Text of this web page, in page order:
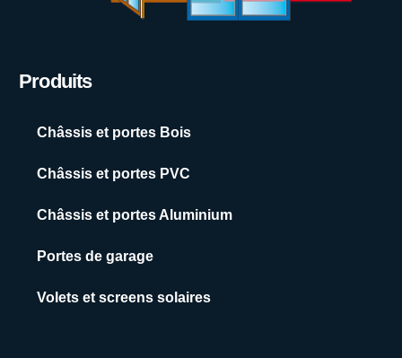
Produits
Châssis et portes Bois
Châssis et portes PVC
Châssis et portes Aluminium
Portes de garage
Volets et screens solaires